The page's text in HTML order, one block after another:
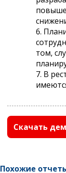
6.
том,
7. В
Скачать
Похожие